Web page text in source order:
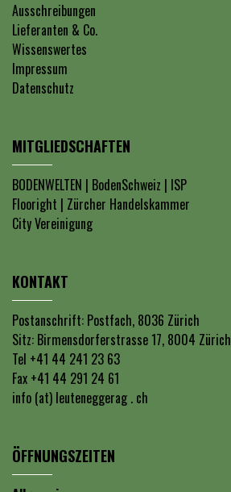
Ausschreibungen
Lieferanten & Co.
Wissenswertes
Impressum
Datenschutz
MITGLIEDSCHAFTEN
BODENWELTEN | BodenSchweiz | ISP
Flooright | Zürcher Handelskammer
City Vereinigung
KONTAKT
Postanschrift: Postfach, 8036 Zürich
Sitz: Birmensdorferstrasse 17, 8004 Zürich
Tel +41 44 241 23 63
Fax +41 44 291 24 61
info (at) leuteneggerag . ch
ÖFFNUNGSZEITEN